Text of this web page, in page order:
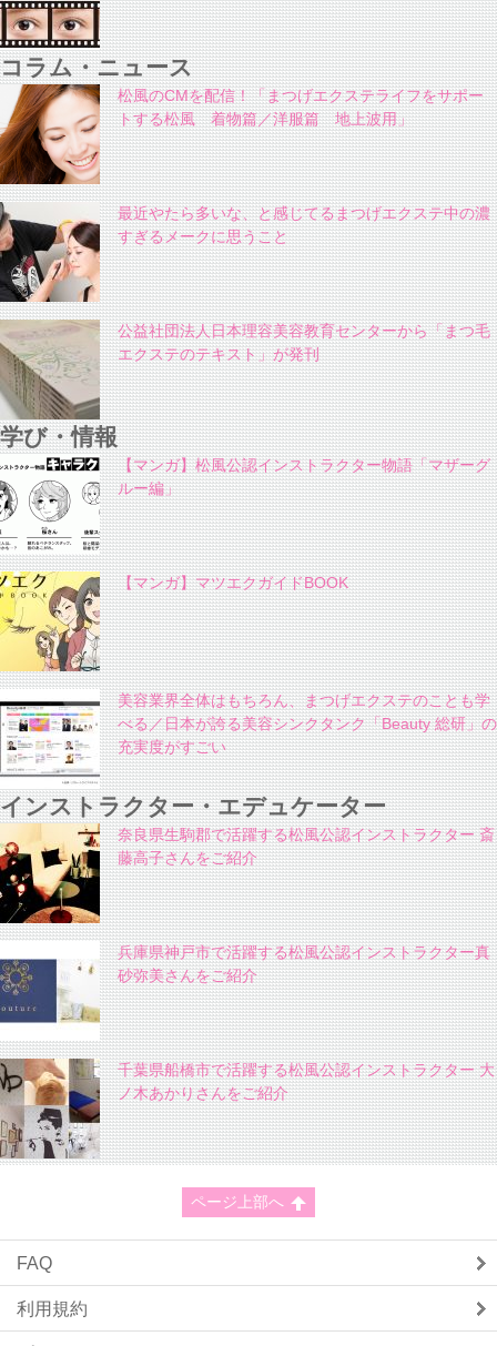
コラム・ニュース
松風のCMを配信！「まつげエクステライフをサポー
トする松風 着物篇／洋服篇 地上波用」
最近やたら多いな、と感じてるまつげエクステ中の濃
すぎるメークに思うこと
公益社団法人日本理容美容教育センターから「まつ毛
エクステのテキスト」が発刊
学び・情報
【マンガ】松風公認インストラクター物語「マザーグ
ルー編」
【マンガ】マツエクガイドBOOK
美容業界全体はもちろん、まつげエクステのことも学
べる／日本が誇る美容シンクタンク「Beauty 総研」の
充実度がすごい
インストラクター・エデュケーター
奈良県生駒郡で活躍する松風公認インストラクター 斎
藤高子さんをご紹介
兵庫県神戸市で活躍する松風公認インストラクター真
砂弥美さんをご紹介
千葉県船橋市で活躍する松風公認インストラクター 大
ノ木あかりさんをご紹介
ページ上部へ
FAQ
利用規約